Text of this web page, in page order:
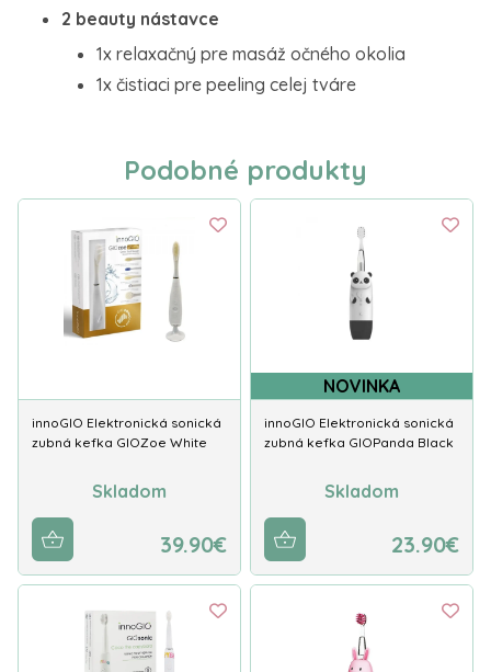
2 beauty nástavce
1x relaxačný pre masáž očného okolia
1x čistiaci pre peeling celej tváre
Podobné produkty
innoGIO Elektronická sonická
zubná kefka GIOZoe White
Skladom
39.90€
NOVINKA
innoGIO Elektronická sonická
zubná kefka GIOPanda Black
Skladom
23.90€